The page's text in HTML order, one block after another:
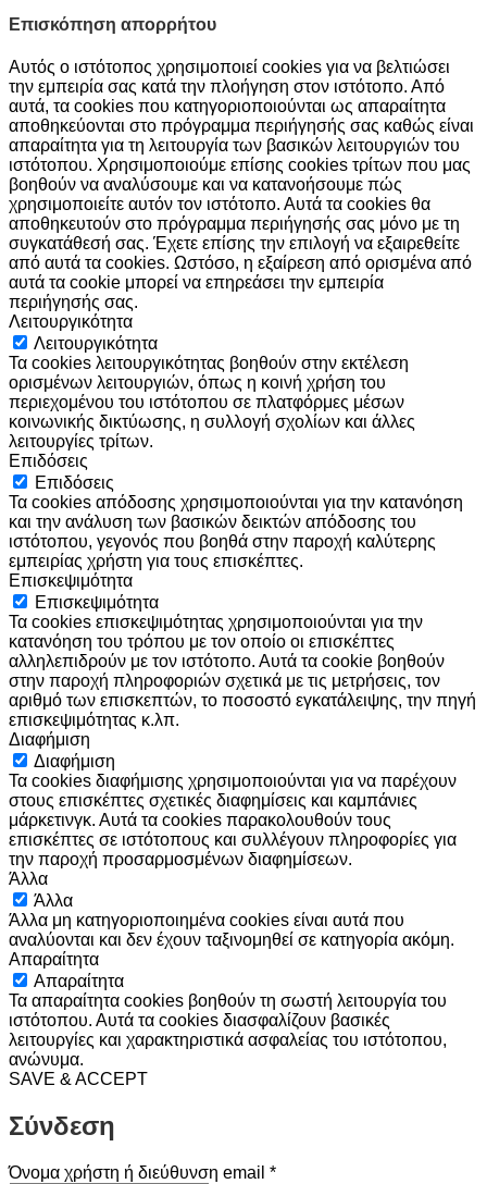
Επισκόπηση απορρήτου
Αυτός ο ιστότοπος χρησιμοποιεί cookies για να βελτιώσει
την εμπειρία σας κατά την πλοήγηση στον ιστότοπο. Από
αυτά, τα cookies που κατηγοριοποιούνται ως απαραίτητα
αποθηκεύονται στο πρόγραμμα περιήγησής σας καθώς είναι
απαραίτητα για τη λειτουργία των βασικών λειτουργιών του
ιστότοπου. Χρησιμοποιούμε επίσης cookies τρίτων που μας
βοηθούν να αναλύσουμε και να κατανοήσουμε πώς
χρησιμοποιείτε αυτόν τον ιστότοπο. Αυτά τα cookies θα
αποθηκευτούν στο πρόγραμμα περιήγησής σας μόνο με τη
συγκατάθεσή σας. Έχετε επίσης την επιλογή να εξαιρεθείτε
από αυτά τα cookies. Ωστόσο, η εξαίρεση από ορισμένα από
αυτά τα cookie μπορεί να επηρεάσει την εμπειρία
περιήγησής σας.
Λειτουργικότητα
Λειτουργικότητα
Τα cookies λειτουργικότητας βοηθούν στην εκτέλεση
ορισμένων λειτουργιών, όπως η κοινή χρήση του
περιεχομένου του ιστότοπου σε πλατφόρμες μέσων
κοινωνικής δικτύωσης, η συλλογή σχολίων και άλλες
λειτουργίες τρίτων.
Επιδόσεις
Επιδόσεις
Τα cookies απόδοσης χρησιμοποιούνται για την κατανόηση
και την ανάλυση των βασικών δεικτών απόδοσης του
ιστότοπου, γεγονός που βοηθά στην παροχή καλύτερης
εμπειρίας χρήστη για τους επισκέπτες.
Επισκεψιμότητα
Επισκεψιμότητα
Τα cookies επισκεψιμότητας χρησιμοποιούνται για την
κατανόηση του τρόπου με τον οποίο οι επισκέπτες
αλληλεπιδρούν με τον ιστότοπο. Αυτά τα cookie βοηθούν
στην παροχή πληροφοριών σχετικά με τις μετρήσεις, τον
αριθμό των επισκεπτών, το ποσοστό εγκατάλειψης, την πηγή
επισκεψιμότητας κ.λπ.
Διαφήμιση
Διαφήμιση
Τα cookies διαφήμισης χρησιμοποιούνται για να παρέχουν
στους επισκέπτες σχετικές διαφημίσεις και καμπάνιες
μάρκετινγκ. Αυτά τα cookies παρακολουθούν τους
επισκέπτες σε ιστότοπους και συλλέγουν πληροφορίες για
την παροχή προσαρμοσμένων διαφημίσεων.
Άλλα
Άλλα
Άλλα μη κατηγοριοποιημένα cookies είναι αυτά που
αναλύονται και δεν έχουν ταξινομηθεί σε κατηγορία ακόμη.
Απαραίτητα
Απαραίτητα
Τα απαραίτητα cookies βοηθούν τη σωστή λειτουργία του
ιστότοπου. Αυτά τα cookies διασφαλίζουν βασικές
λειτουργίες και χαρακτηριστικά ασφαλείας του ιστότοπου,
ανώνυμα.
SAVE & ACCEPT
Σύνδεση
Όνομα χρήστη ή διεύθυνση email *Απαιτείται